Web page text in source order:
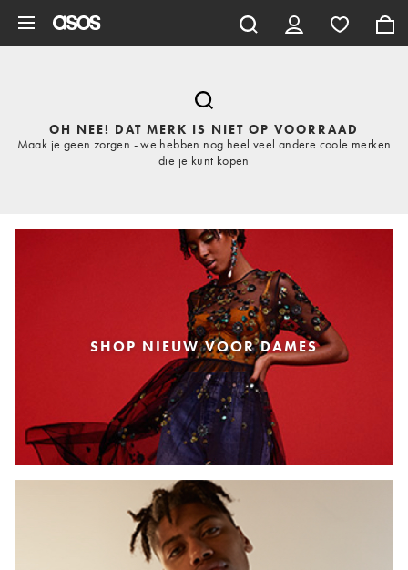
OH NEE! DAT MERK IS NIET OP VOORRAAD
Maak je geen zorgen - we hebben nog heel veel andere coole merken
die je kunt kopen
SHOP NIEUW VOOR DAMES